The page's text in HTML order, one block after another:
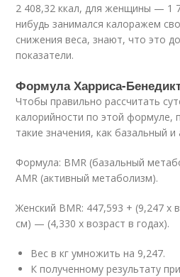
2 408,32 ккал, для женщины — 1
нибудь занимался калоражем
снижения веса, знают, что это
показатели.
Формула Харриса-
Чтобы правильно рассчитать
калорийности по этой формуле,
такие значения, как базальный
Формула: BMR (базальный
AMR (активный метаболизм).
Женский BMR: 447,593 + (9,247 х
см) — (4,330 х возраст в годах).
Вес в кг умножить на 9,247.
К полученному результату